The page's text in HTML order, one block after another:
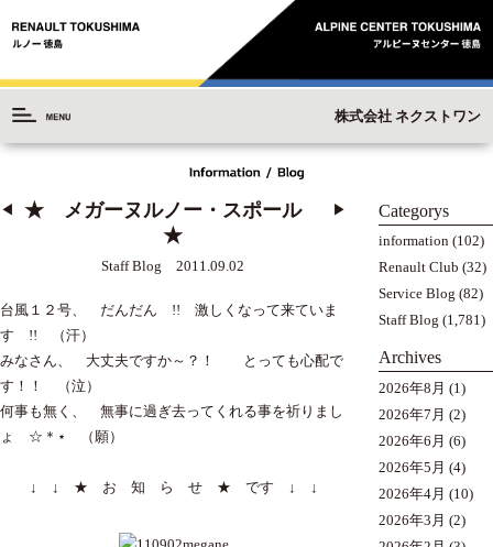
株式会社 ネクストワン
◀︎
★ メガーヌルノー・スポール
★
Staff Blog 2011.09.02
▶︎
台風１２号、 だんだん !! 激しくなって来ていま
す !! （汗）
みなさん、 大丈夫ですか～？！ とっても心配で
す！！ （泣）
何事も無く、 無事に過ぎ去ってくれる事を祈りまし
ょ ☆＊⋆ （願）
↓ ↓ ★ お 知 ら せ ★ です ↓ ↓
Categorys
information (102)
Renault Club (32)
Service Blog (82)
Staff Blog (1,781)
Archives
2026年8月 (1)
2026年7月 (2)
2026年6月 (6)
2026年5月 (4)
2026年4月 (10)
2026年3月 (2)